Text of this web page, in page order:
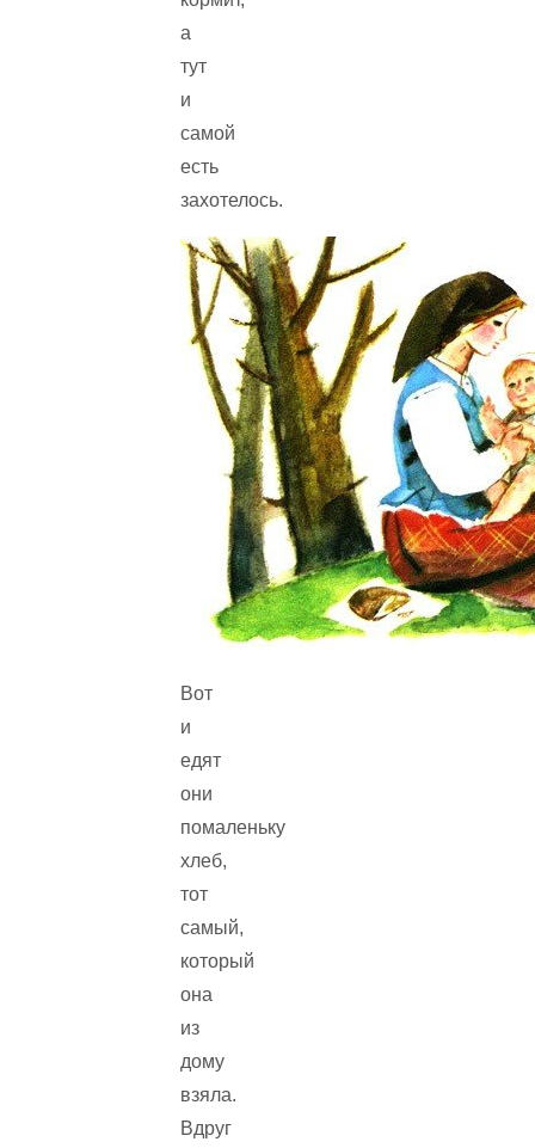
а
тут
и
самой
есть
захотелось.
Вот
и
едят
они
помаленьку
хлеб,
тот
самый,
который
она
из
дому
взяла.
Вдруг